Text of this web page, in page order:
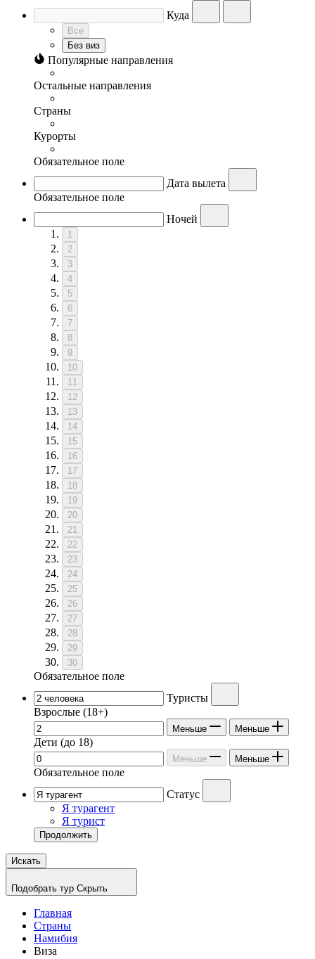
Куда
Все
Без виз
Популярные направления
Остальные направления
Страны
Курорты
Обязательное поле
Дата вылета
Обязательное поле
Ночей
1
2
3
4
5
6
7
8
9
10
11
12
13
14
15
16
17
18
19
20
21
22
23
24
25
26
27
28
29
30
Обязательное поле
Туристы
Взрослые (18+)
Меньше Меньше
Дети (до 18)
Меньше Меньше
Обязательное поле
Статус
Я турагент
Я турист
Продолжить
Искать
Подобрать тур Скрыть
Главная
Страны
Намибия
Виза